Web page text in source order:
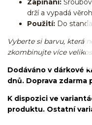
Zapínání:
drží a vypadá
Použití: Do
Vyberte si barvu, která
zkombinujte více
Dodáváno v dárkové
dnů. Doprava zdarma
K dispozici ve
produktu. Ostatní